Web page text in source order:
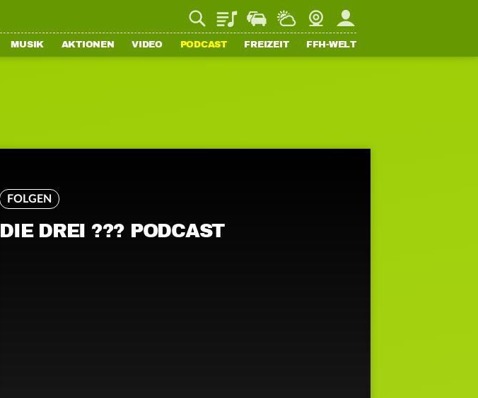
PlaylistStaupilotWetterWebcamMein FFH
MUSIK AKTIONEN VIDEO PODCAST FREIZEIT FFH-WELT
FOLGEN
DIE DREI ??? PODCAST